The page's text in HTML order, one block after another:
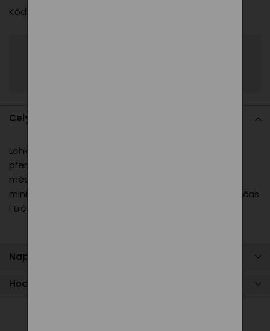
Kód produktu
Celý popis
Lehký černý vak na záda s logem PXI je ideální na
přenášení sportovního oblečení nebo drobností do
města. Pevný materiál, šňůrkové zavazování a
minimalistický vzhled – praktický společník pro volný čas
i trénink.
Napište nám
Hodnocení